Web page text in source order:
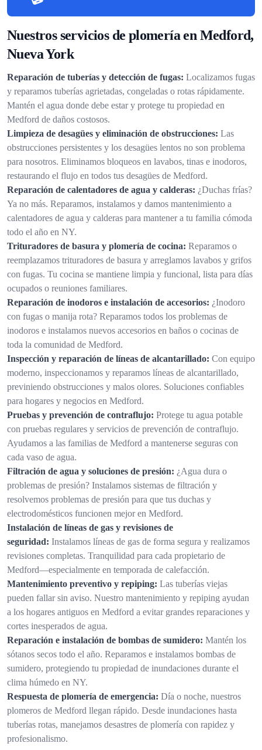
Nuestros servicios de plomería en Medford,
Nueva York
Reparación de tuberías y detección de fugas: Localizamos fugas
y reparamos tuberías agrietadas, congeladas o rotas rápidamente.
Mantén el agua donde debe estar y protege tu propiedad en
Medford de daños costosos.
Limpieza de desagües y eliminación de obstrucciones: Las
obstrucciones persistentes y los desagües lentos no son problema
para nosotros. Eliminamos bloqueos en lavabos, tinas e inodoros,
restaurando el flujo en todos tus desagües de Medford.
Reparación de calentadores de agua y calderas: ¿Duchas frías?
Ya no más. Reparamos, instalamos y damos mantenimiento a
calentadores de agua y calderas para mantener a tu familia cómoda
todo el año en NY.
Trituradores de basura y plomería de cocina: Reparamos o
reemplazamos trituradores de basura y arreglamos lavabos y grifos
con fugas. Tu cocina se mantiene limpia y funcional, lista para días
ocupados o reuniones familiares.
Reparación de inodoros e instalación de accesorios: ¿Inodoro
con fugas o manija rota? Reparamos todos los problemas de
inodoros e instalamos nuevos accesorios en baños o cocinas de
toda la comunidad de Medford.
Inspección y reparación de líneas de alcantarillado: Con equipo
moderno, inspeccionamos y reparamos líneas de alcantarillado,
previniendo obstrucciones y malos olores. Soluciones confiables
para hogares y negocios en Medford.
Pruebas y prevención de contraflujo: Protege tu agua potable
con pruebas regulares y servicios de prevención de contraflujo.
Ayudamos a las familias de Medford a mantenerse seguras con
cada vaso de agua.
Filtración de agua y soluciones de presión: ¿Agua dura o
problemas de presión? Instalamos sistemas de filtración y
resolvemos problemas de presión para que tus duchas y
electrodomésticos funcionen mejor en Medford.
Instalación de líneas de gas y revisiones de
seguridad: Instalamos líneas de gas de forma segura y realizamos
revisiones completas. Tranquilidad para cada propietario de
Medford—especialmente en temporada de calefacción.
Mantenimiento preventivo y repiping: Las tuberías viejas
pueden fallar sin aviso. Nuestro mantenimiento y repiping ayudan
a los hogares antiguos en Medford a evitar grandes reparaciones y
cortes inesperados de agua.
Reparación e instalación de bombas de sumidero: Mantén los
sótanos secos todo el año. Reparamos e instalamos bombas de
sumidero, protegiendo tu propiedad de inundaciones durante el
clima húmedo en NY.
Respuesta de plomería de emergencia: Día o noche, nuestros
plomeros de Medford llegan rápido. Desde inundaciones hasta
tuberías rotas, manejamos desastres de plomería con rapidez y
profesionalismo.